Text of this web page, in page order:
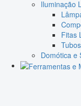
Iluminação
Fitas
Domótica e